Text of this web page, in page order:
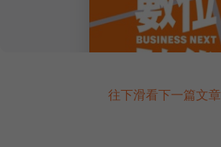
往下滑看下一篇文章